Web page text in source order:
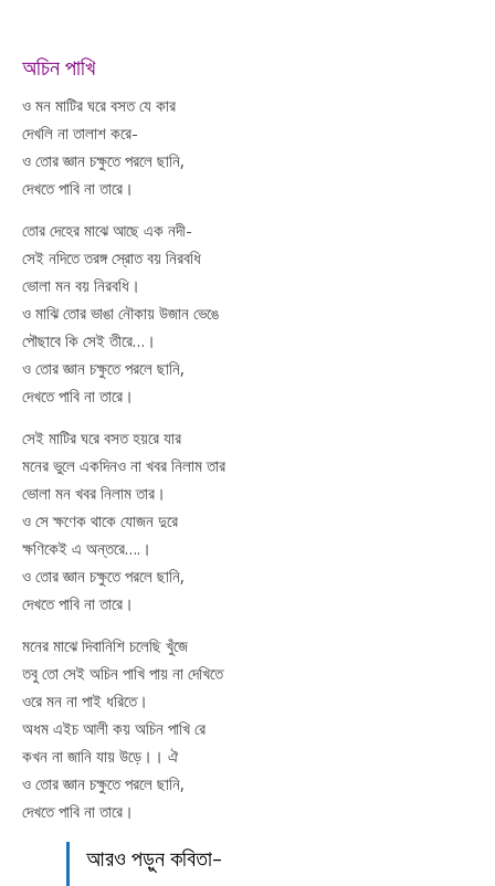
অচিন পাখি
ও মন মাটির ঘরে বসত যে কার
দেখলি না তালাশ করে-
ও তোর জ্ঞান চক্ষুতে পরলে ছানি,
দেখতে পাবি না তারে।
তোর দেহের মাঝে আছে এক নদী-
সেই নদিতে তরঙ্গ স্রোত বয় নিরবধি
ভোলা মন বয় নিরবধি।
ও মাঝি তোর ভাঙা নৌকায় উজান ভেঙে
পৌছাবে কি সেই তীরে…।
ও তোর জ্ঞান চক্ষুতে পরলে ছানি,
দেখতে পাবি না তারে।
সেই মাটির ঘরে বসত হয়রে যার
মনের ভুলে একদিনও না খবর নিলাম তার
ভোলা মন খবর নিলাম তার।
ও সে ক্ষণেক থাকে যোজন দুরে
ক্ষণিকেই এ অন্তরে….।
ও তোর জ্ঞান চক্ষুতে পরলে ছানি,
দেখতে পাবি না তারে।
মনের মাঝে দিবানিশি চলেছি খুঁজে
তবু তো সেই অচিন পাখি পায় না দেখিতে
ওরে মন না পাই ধরিতে।
অধম এইচ আলী কয় অচিন পাখি রে
কখন না জানি যায় উড়ে।। ঐ
ও তোর জ্ঞান চক্ষুতে পরলে ছানি,
দেখতে পাবি না তারে।
আরও পড়ুন কবিতা-